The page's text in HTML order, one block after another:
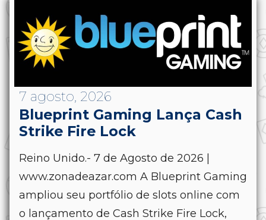
7 agosto, 2026
Blueprint Gaming Lança Cash
Strike Fire Lock
Reino Unido.- 7 de Agosto de 2026 |
www.zonadeazar.com A Blueprint Gaming
ampliou seu portfólio de slots online com
o lançamento de Cash Strike Fire Lock,